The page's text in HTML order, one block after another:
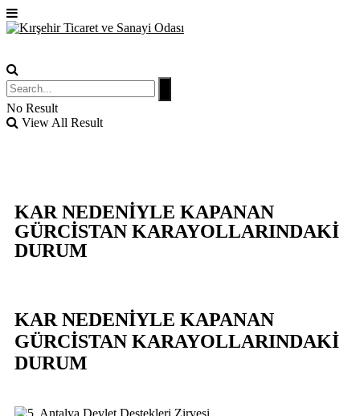
No Result
View All Result
KAR NEDENİYLE KAPANAN
GÜRCİSTAN KARAYOLLARINDAKİ
DURUM
KAR NEDENİYLE KAPANAN
GÜRCİSTAN KARAYOLLARINDAKİ
DURUM